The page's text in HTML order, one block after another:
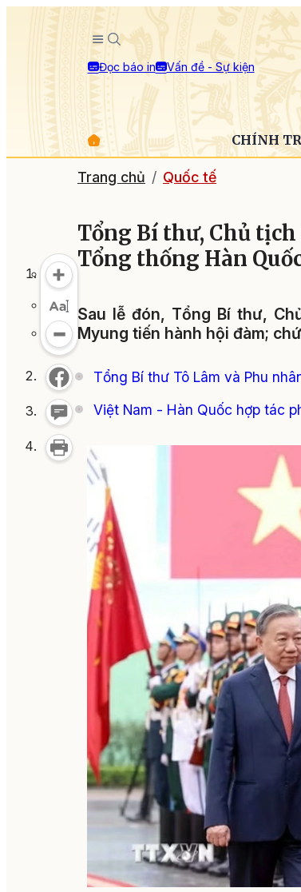
Đọc báo in Vấn đề - Sự kiện
CHÍNH
Trang chủ Quốc tế
Tổng Bí thư, Chủ
Tổng thống Hàn
Sau lễ đón, Tổng Bí thư,
Myung tiến hành hội đàm;
Tổng Bí thư Tô Lâm và Phu
Việt Nam - Hàn Quốc hợp tác